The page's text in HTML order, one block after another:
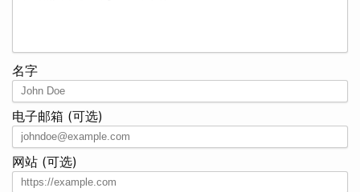
名字
电子邮箱 (可选)
网站 (可选)